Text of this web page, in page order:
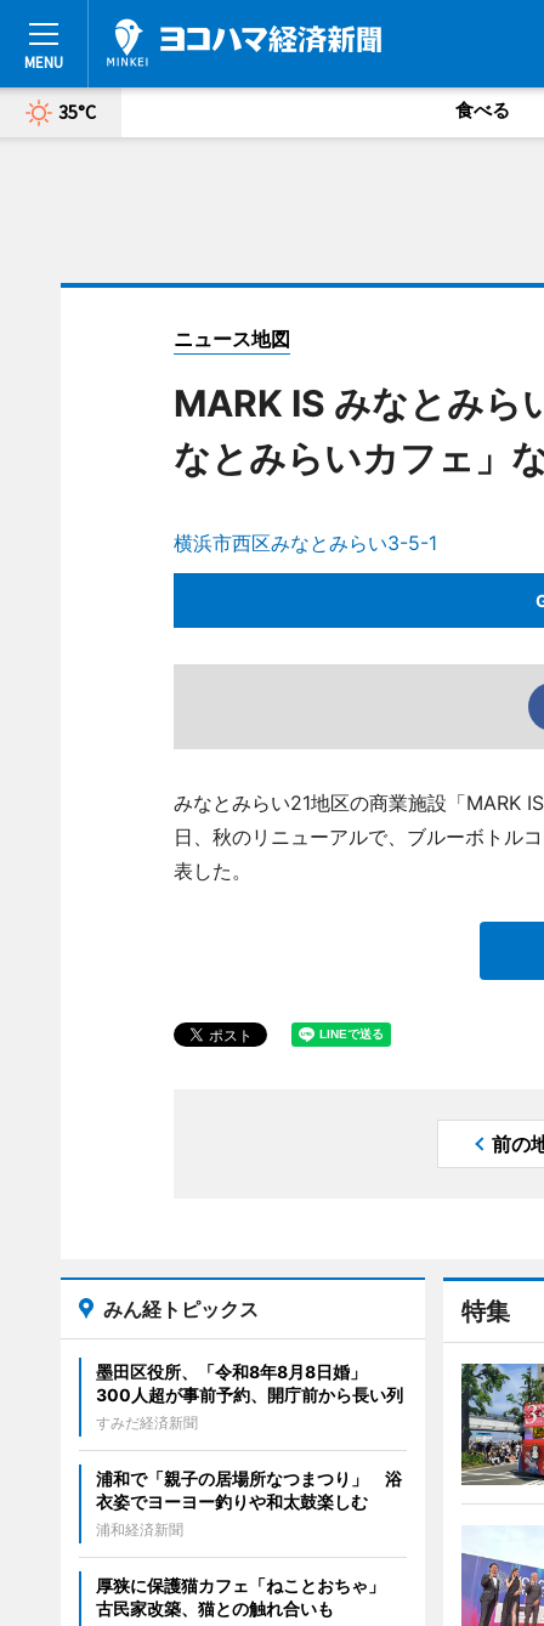
35°C 食べる
ニュース地図
MARK IS みなとみら
なとみらいカフェ」
横浜市西区みなとみらい3-5-1
みなとみらい21地区の商業施設「MARK
日、秋のリニューアルで、ブルーボトル
表した。
前の
特集
みん経トピックス
墨田区役所、「令和8年8月8日婚」
300人超が事前予約、開庁前から長い列
すみだ経済新聞
浦和で「親子の居場所なつまつり」 浴
衣姿でヨーヨー釣りや和太鼓楽しむ
浦和経済新聞
厚狭に保護猫カフェ「ねことおちゃ」
古民家改築、猫との触れ合いも